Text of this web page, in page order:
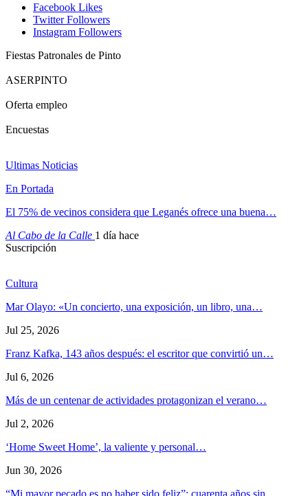
Facebook Likes
Twitter Followers
Instagram Followers
Fiestas Patronales de Pinto
ASERPINTO
Oferta empleo
Encuestas
Ultimas Noticias
En Portada
El 75% de vecinos considera que Leganés ofrece una buena…
Al Cabo de la Calle 1 día hace
Suscripción
Cultura
Mar Olayo: «Un concierto, una exposición, un libro, una…
Jul 25, 2026
Franz Kafka, 143 años después: el escritor que convirtió un…
Jul 6, 2026
Más de un centenar de actividades protagonizan el verano…
Jul 2, 2026
‘Home Sweet Home’, la valiente y personal…
Jun 30, 2026
“Mi mayor pecado es no haber sido feliz”: cuarenta años sin…